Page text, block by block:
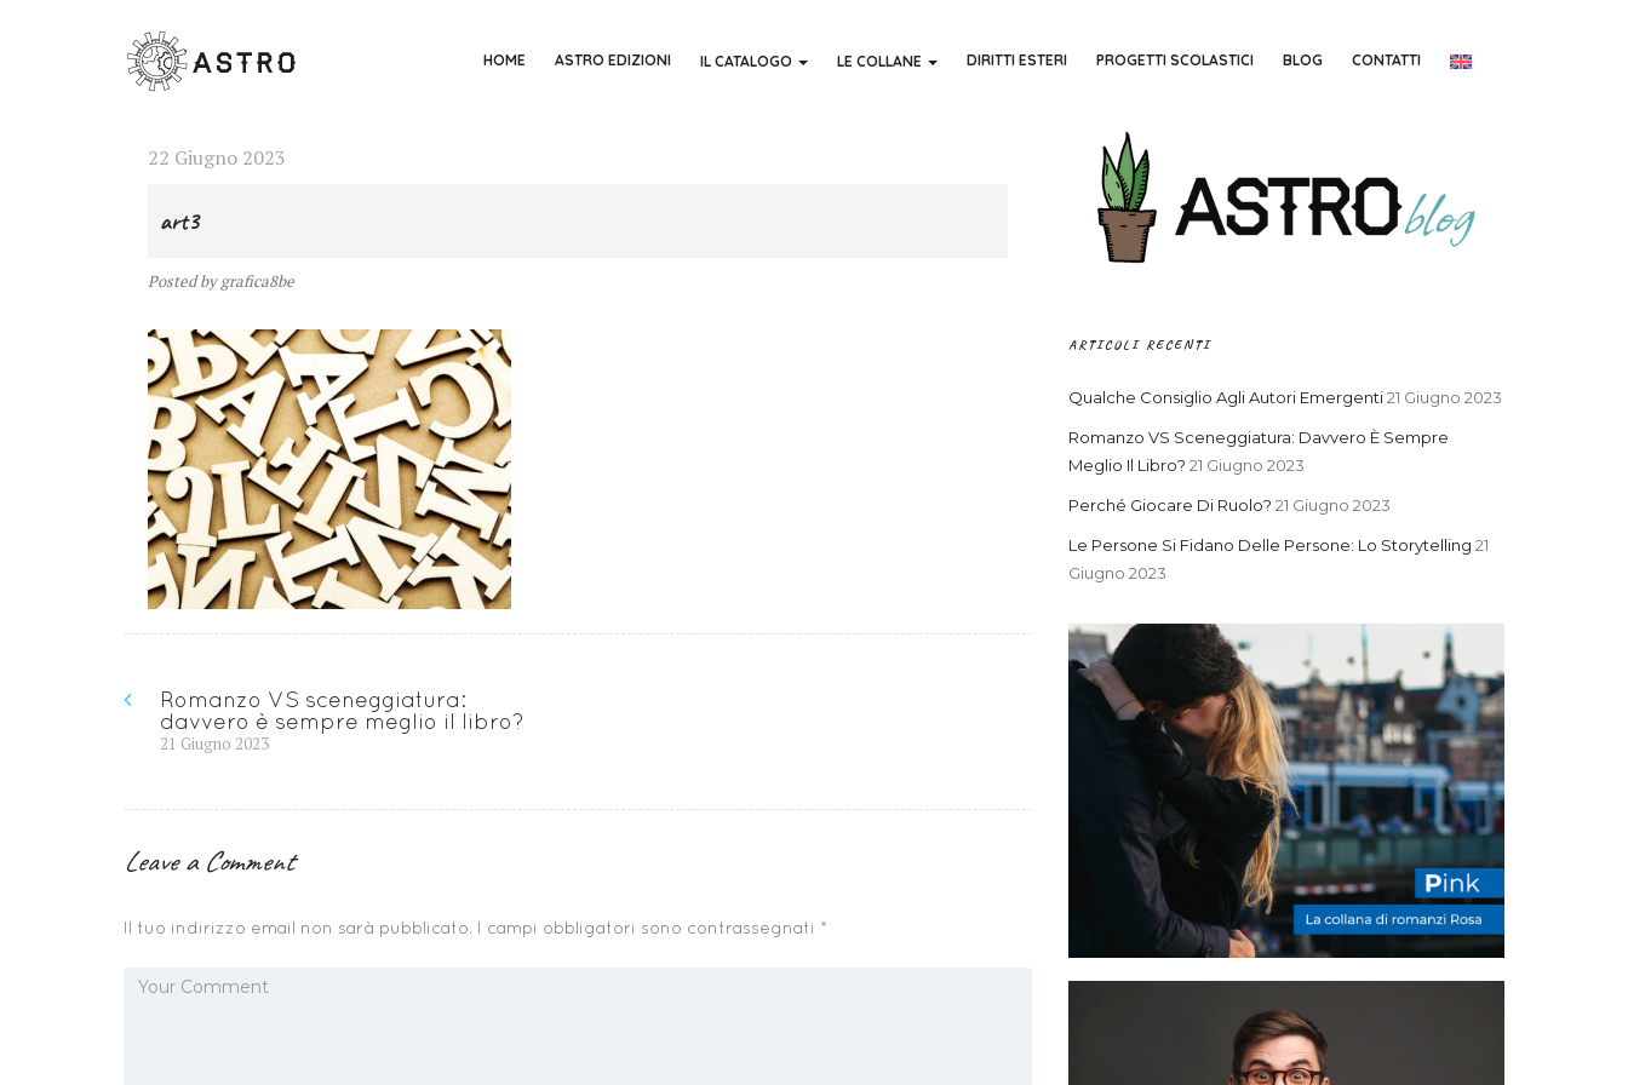
HOME ASTRO EDIZIONI IL CATALOGO LE COLLANE DIRITTI ESTERI PROGETTI SCOLASTICI BLOG CONTATTI
22 Giugno 2023
art3
Postedbygrafica8be
Navigazione
articoli
Romanzo VS sceneggiatura:
davvero è sempre meglio il libro?
Previous
21 Giugno 2023
Leave a Comment
Il tuo indirizzo email non sarà pubblicato. I campi obbligatori sono contrassegnati *
ARTICOLI RECENTI
Qualche Consiglio Agli Autori Emergenti21 Giugno 2023
Romanzo VS Sceneggiatura: Davvero È Sempre
Meglio Il Libro? 21 Giugno 2023
Perché Giocare Di Ruolo? 21 Giugno 2023
Le Persone Si Fidano Delle Persone: Lo Storytelling 21
Giugno 2023